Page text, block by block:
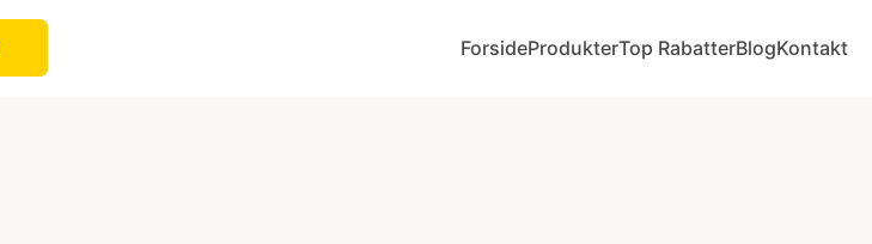
ForsideProdukterTop RabatterBlogKontakt